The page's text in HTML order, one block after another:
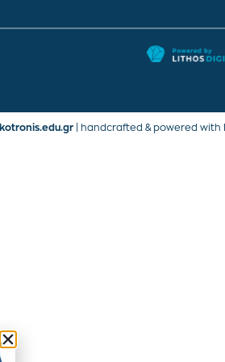
kotronis.edu.gr| handcrafted & powered with